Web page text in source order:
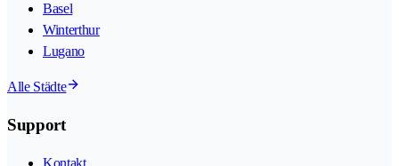
Basel
Winterthur
Lugano
Alle Städte
Support
Kontakt